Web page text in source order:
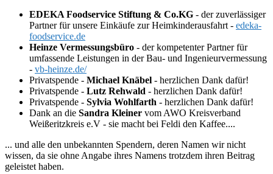
EDEKA Foodservice Stiftung & Co.KG - der zuverlässiger
Partner für unsere Einkäufe zur Heimkinderausfahrt - edeka-
foodservice.de
Heinze Vermessungsbüro - der kompetenter Partner für
umfassende Leistungen in der Bau- und Ingenieurvermessung
- vb-heinze.de/
Privatspende - Michael Knäbel - herzlichen Dank dafür!
Privatspende - Lutz Rehwald - herzlichen Dank dafür!
Privatspende - Sylvia Wohlfarth - herzlichen Dank dafür!
Dank an die Sandra Kleiner vom AWO Kreisverband
Weißeritzkreis e.V - sie macht bei Feldi den Kaffee....
... und alle den unbekannten Spendern, deren Namen wir nicht
wissen, da sie ohne Angabe ihres Namens trotzdem ihren Beitrag
geleistet haben.